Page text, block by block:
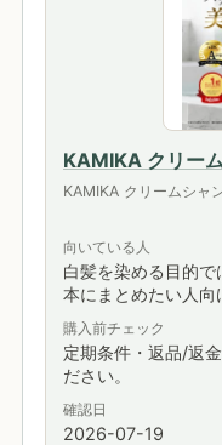
KAMIKA クリー
KAMIKA クリームシャ
向いている人
白髪を染める目的
本にまとめたい人向
購入前チェック
定期条件・返品/返
ださい。
確認日
2026-07-19